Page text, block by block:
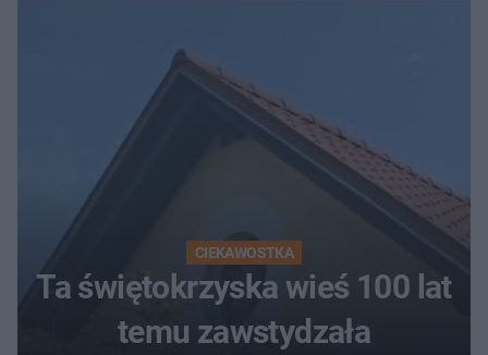
CIEKAWOSTKA
Ta świętokrzyska wieś 100 lat
temu zawstydzała